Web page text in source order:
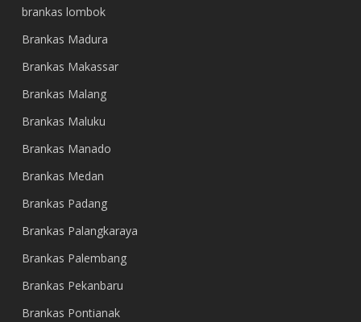
brankas lombok
Brankas Madura
Brankas Makassar
Brankas Malang
Brankas Maluku
Brankas Manado
Brankas Medan
Brankas Padang
Brankas Palangkaraya
Brankas Palembang
Brankas Pekanbaru
Brankas Pontianak